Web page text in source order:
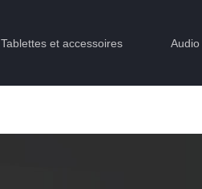
Tablettes et accessoires